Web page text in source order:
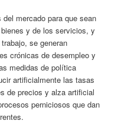
mercado para que sean
y de los servicios, y
se generan
crónicas de desempleo y
medidas de política
artificialmente las tasas
de precios y alza artificial
perniciosos que dan